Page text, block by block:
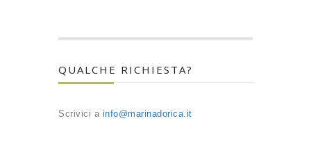
QUALCHE RICHIESTA?
Scrivici a info@marinadorica.it